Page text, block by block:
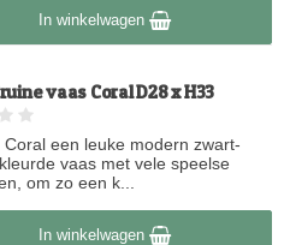
In winkelwagen
vaas Coral D28 x H33
Coral een leuke modern zwart-
vaas met vele speelse
om zo een k...
voorraadIn winkelwagen